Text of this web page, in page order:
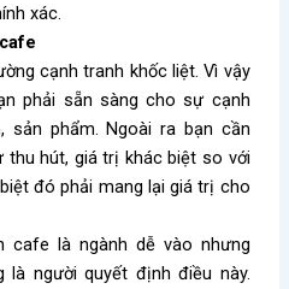
xác.
cạnh tranh khốc liệt. Vì vậy
phải sẵn sàng cho sự cạnh
sản phẩm. Ngoài ra bạn cần
hút, giá trị khác biệt so với
đó phải mang lại giá trị cho
cafe là ngành dễ vào nhưng
là người quyết định điều này.